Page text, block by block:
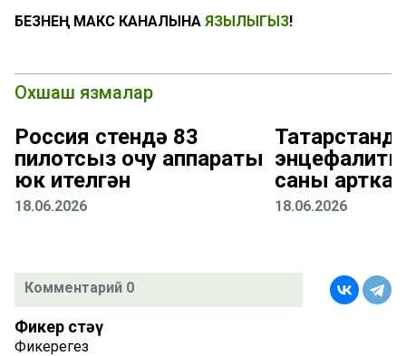
БЕЗНЕҢ МАКС КАНАЛЫНА ЯЗЫЛЫГЫЗ!
Охшаш язмалар
Россия өстендә 83
пилотсыз очу аппараты
юк ителгән
18.06.2026
саны арткан
18.06.2026
Комментарий 0
Фикер өстәү
Фикерегез